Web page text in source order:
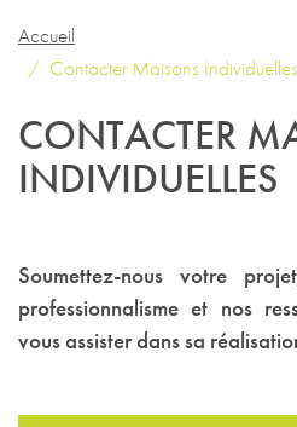
Accueil
Contacter Maisons Individuelles
CONTACTER
INDIVIDUELLES
Soumettez-nous votre
professionnalisme et nos
vous assister dans sa